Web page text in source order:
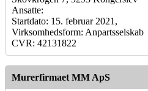
Ansatte:
Startdato: 15. februar 2021,
Virksomhedsform: Anpartsselskab
CVR: 42131822
Murerfirmaet MM ApS